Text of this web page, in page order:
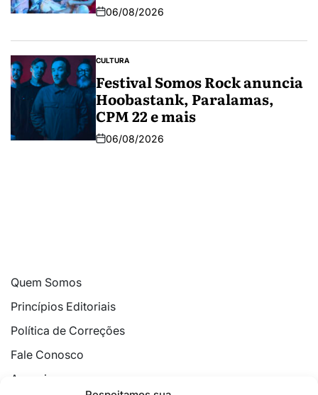
06/08/2026
CULTURA
Festival Somos Rock anuncia
Hoobastank, Paralamas,
CPM 22 e mais
06/08/2026
Quem Somos
Princípios Editoriais
Política de Correções
Fale Conosco
Anuncie